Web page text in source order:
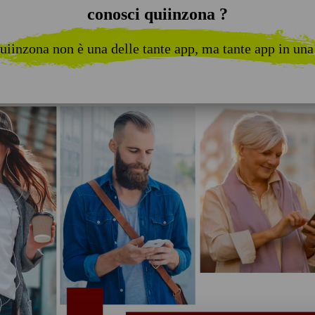
conosci quiinzona ?
non è una delle tante app, ma tante app in